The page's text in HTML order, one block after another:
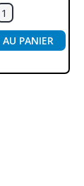
PANIER